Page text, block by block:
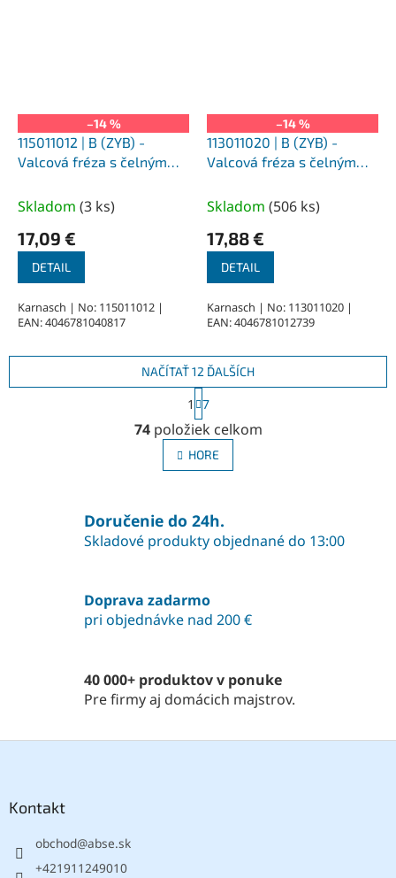
–14 %
115011012 | B (ZYB) -
Valcová fréza s čelným
38 mm, povlakované
Skladom (3 ks)
17,09 €
DETAIL
Karnasch | No: 115011012 |
EAN: 4046781040817
–14 %
113011020 | B (ZYB) -
Valcová fréza s čelným
50 mm, nepovlakované
Skladom (506 ks)
17,88 €
DETAIL
Karnasch | No: 113011020 |
EAN: 4046781012739
O
v
l
á
c
i
e
v
k
ý
p
i
u
NAČÍTAŤ 12 ĎALŠÍCH
S
t
r
á
n
k
a
n
i
1 7
74položiek celkom
HORE
Doručenie do 24h.
Skladové produkty objednané do 13:00
Doprava zadarmo
pri objednávke nad 200 €
40 000+ produktov v ponuke
Pre firmy aj domácich majstrov.
Kontakt
obchod@abse.sk
+421911249010